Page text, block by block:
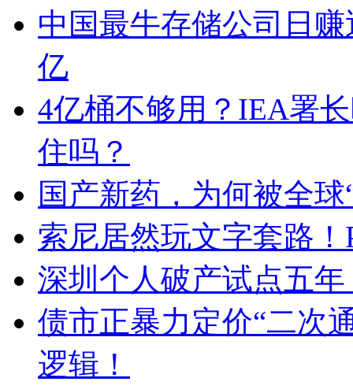
中国最牛存储公司日
亿
4亿桶不够用？IEA署
住吗？
国产新药，为何被全球
索尼居然玩文字套路
深圳个人破产试点五
债市正暴力定价“二次
逻辑！